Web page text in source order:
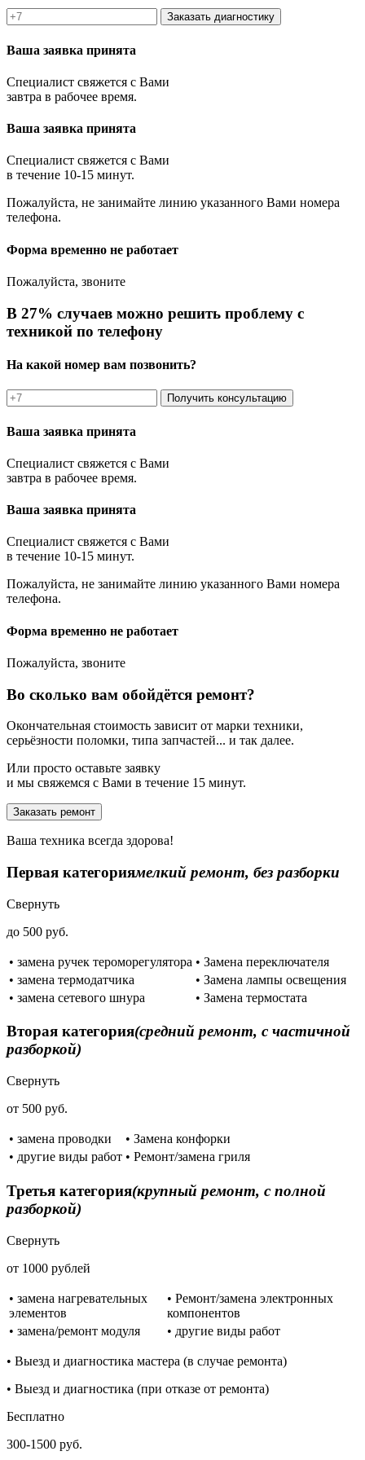
Заказать диагностику
Ваша заявка принята
Специалист свяжется с Вами
завтра в рабочее время.
Ваша заявка принята
Специалист свяжется с Вами
в течение 10-15 минут.
Пожалуйста, не занимайте линию указанного Вами номера
телефона.
Форма временно не работает
Пожалуйста, звоните
В 27% случаев можно решить проблему с
техникой по телефону
На какой номер вам позвонить?
Получить консультацию
Ваша заявка принята
Специалист свяжется с Вами
завтра в рабочее время.
Ваша заявка принята
Специалист свяжется с Вами
в течение 10-15 минут.
Пожалуйста, не занимайте линию указанного Вами номера
телефона.
Форма временно не работает
Пожалуйста, звоните
Во сколько вам обойдётся ремонт?
Окончательная стоимость зависит от марки техники,
серьёзности поломки, типа запчастей... и так далее.
Или просто оставьте заявку
и мы свяжемся с Вами в течение 15 минут.
Заказать ремонт
Ваша техника всегда здорова!
Первая категориямелкий ремонт, без разборки
Свернуть
до 500 руб.
• замена ручек тероморегулятора • Замена переключателя
• замена термодатчика
• Замена лампы освещения
• замена сетевого шнура
• Замена термостата
Вторая категория(средний ремонт, с частичной
разборкой)
Свернуть
от 500 руб.
• замена проводки
• Замена конфорки
• другие виды работ • Ремонт/замена гриля
Третья категория(крупный ремонт, с полной
разборкой)
Свернуть
от 1000 рублей
• замена нагревательных
элементов
• Ремонт/замена электронных
компонентов
• замена/ремонт модуля
• другие виды работ
• Выезд и диагностика мастера (в случае ремонта)
• Выезд и диагностика (при отказе от ремонта)
Бесплатно
300-1500 руб.